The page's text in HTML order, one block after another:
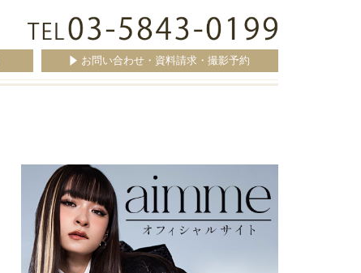
お問い合わせ・資料請求・撮影予約